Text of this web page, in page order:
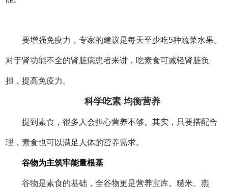
体提供持续稳定的能量，让你一整天都精神饱满。
大豆制品补充优质蛋白
大豆素有“植物肉”的美誉，其蛋白质含量丰富，且氨基
酸组成与人体需求接近，属于优质蛋白。豆腐、豆浆、豆皮
等大豆制品，是素食者获取蛋白质的重要来源。
一块煎至金黄的豆腐，搭配上鲜美的菌菇汤，既能品尝
到嫩滑的口感，又能轻松补充蛋白质。